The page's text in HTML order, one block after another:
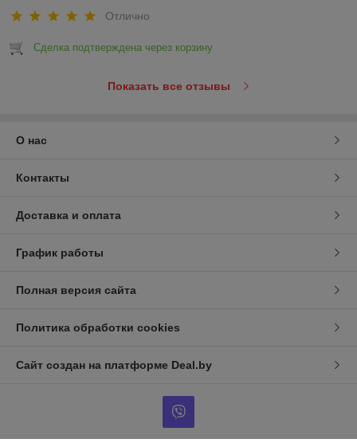
Отлично
Сделка подтверждена через корзину
Показать все отзывы
О нас
Контакты
Доставка и оплата
График работы
Полная версия сайта
Политика обработки cookies
Сайт создан на платформе Deal.by